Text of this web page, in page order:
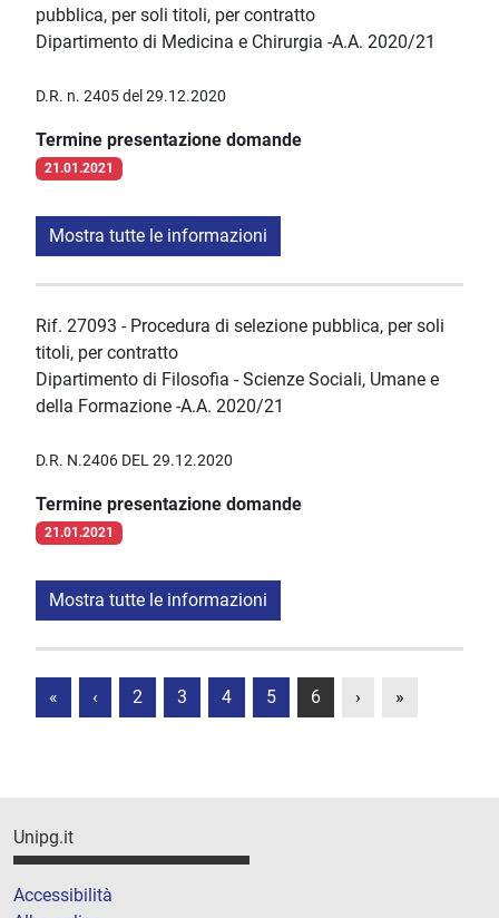
pubblica, per soli titoli, per contratto
Dipartimento di Medicina e Chirurgia -A.A. 2020/21
D.R. n. 2405 del 29.12.2020
Termine presentazione domande
21.01.2021
Mostra tutte le informazioni
Rif. 27093 - Procedura di selezione pubblica, per soli
titoli, per contratto
Dipartimento di Filosofia - Scienze Sociali, Umane e
della Formazione -A.A. 2020/21
D.R. N.2406 DEL 29.12.2020
Termine presentazione domande
21.01.2021
Mostra tutte le informazioni
« ‹ 2 3 4 5 6 › »
Unipg.it
Accessibilità